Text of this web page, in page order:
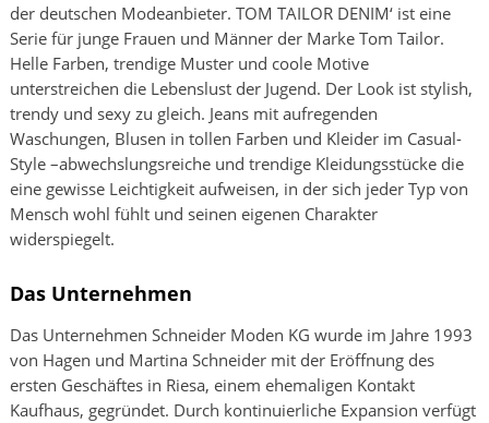
der deutschen Modeanbieter. TOM TAILOR DENIM‘ ist eine
Serie für junge Frauen und Männer der Marke Tom Tailor.
Helle Farben, trendige Muster und coole Motive
unterstreichen die Lebenslust der Jugend. Der Look ist stylish,
trendy und sexy zu gleich. Jeans mit aufregenden
Waschungen, Blusen in tollen Farben und Kleider im Casual-
Style –abwechslungsreiche und trendige Kleidungsstücke die
eine gewisse Leichtigkeit aufweisen, in der sich jeder Typ von
Mensch wohl fühlt und seinen eigenen Charakter
widerspiegelt.
Das Unternehmen
Das Unternehmen Schneider Moden KG wurde im Jahre 1993
von Hagen und Martina Schneider mit der Eröffnung des
ersten Geschäftes in Riesa, einem ehemaligen Kontakt
Kaufhaus, gegründet. Durch kontinuierliche Expansion verfügt